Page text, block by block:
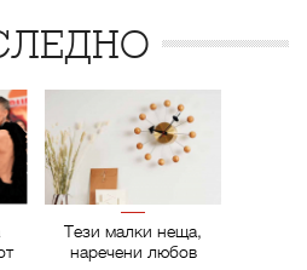
Тези малки неща,
наречени любов